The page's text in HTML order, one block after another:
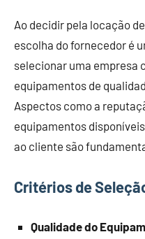
Ao decidir pela locação
escolha do fornecedor é
selecionar uma empresa
equipamentos de
Aspectos como a
equipamentos
ao cliente são
Critérios de
Qualidade do